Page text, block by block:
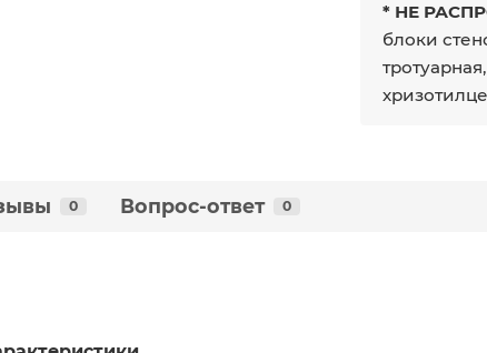
* НЕ
блоки
0 Вопрос-ответ 0